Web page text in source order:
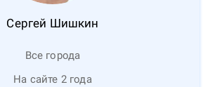
Сергей Шишкин
Все города
На сайте 2 года